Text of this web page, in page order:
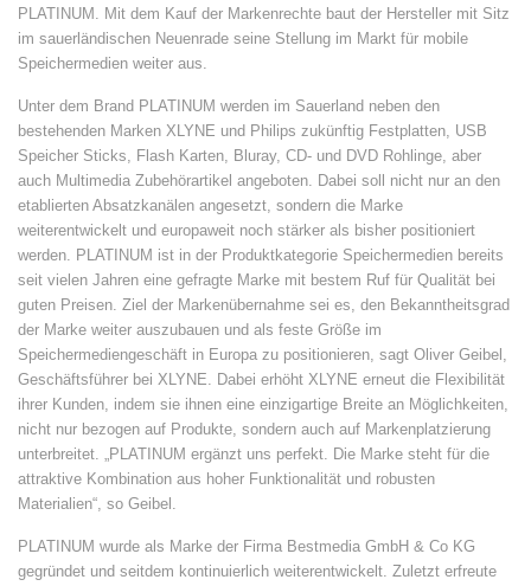
PLATINUM. Mit dem Kauf der Markenrechte baut der Hersteller mit Sitz
im sauerländischen Neuenrade seine Stellung im Markt für mobile
Speichermedien weiter aus.
Unter dem Brand PLATINUM werden im Sauerland neben den
bestehenden Marken XLYNE und Philips zukünftig Festplatten, USB
Speicher Sticks, Flash Karten, Bluray, CD- und DVD Rohlinge, aber
auch Multimedia Zubehörartikel angeboten. Dabei soll nicht nur an den
etablierten Absatzkanälen angesetzt, sondern die Marke
weiterentwickelt und europaweit noch stärker als bisher positioniert
werden. PLATINUM ist in der Produktkategorie Speichermedien bereits
seit vielen Jahren eine gefragte Marke mit bestem Ruf für Qualität bei
guten Preisen. Ziel der Markenübernahme sei es, den Bekanntheitsgrad
der Marke weiter auszubauen und als feste Größe im
Speichermediengeschäft in Europa zu positionieren, sagt Oliver Geibel,
Geschäftsführer bei XLYNE. Dabei erhöht XLYNE erneut die Flexibilität
ihrer Kunden, indem sie ihnen eine einzigartige Breite an Möglichkeiten,
nicht nur bezogen auf Produkte, sondern auch auf Markenplatzierung
unterbreitet. „PLATINUM ergänzt uns perfekt. Die Marke steht für die
attraktive Kombination aus hoher Funktionalität und robusten
Materialien“, so Geibel.
PLATINUM wurde als Marke der Firma Bestmedia GmbH & Co KG
gegründet und seitdem kontinuierlich weiterentwickelt. Zuletzt erfreute